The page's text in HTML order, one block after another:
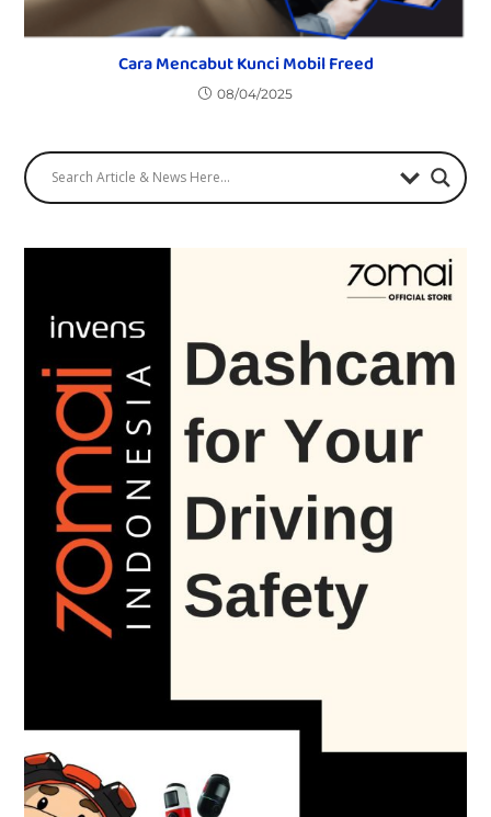
Cara Mencabut Kunci Mobil Freed
08/04/2025